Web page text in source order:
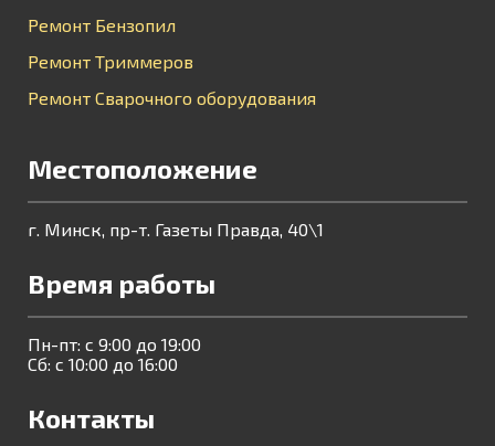
Ремонт Бензопил
Ремонт Триммеров
Ремонт Сварочного оборудования
Местоположение
г. Минск, пр-т. Газеты Правда, 40\1
Время работы
Пн-пт: с 9:00 до 19:00
Сб: с 10:00 до 16:00
Контакты